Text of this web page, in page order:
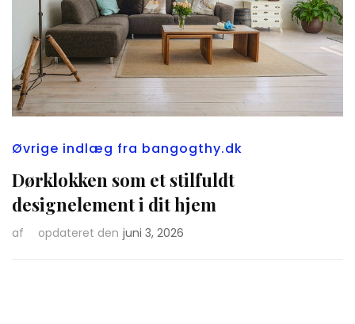
Øvrige indlæg fra bangogthy.dk
Dørklokken som et stilfuldt
designelement i dit hjem
af opdateret den juni 3, 2026